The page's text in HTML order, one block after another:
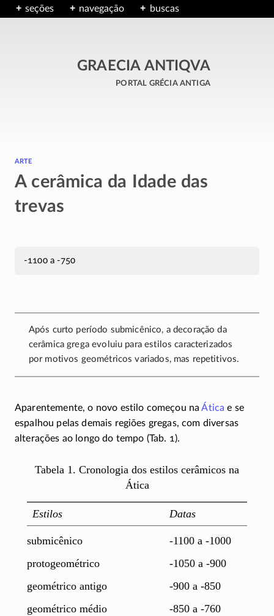
seções navegação buscas
GRAECIA ANTIQVA
portal grécia antiga
arte
A cerâmica da Idade das
trevas
-1100 a -750
Após curto período submicênico, a decoração da
cerâmica grega evoluiu para estilos caracterizados
por motivos geométricos variados, mas repetitivos.
Aparentemente, o novo estilo começou naÁtica e se
espalhou pelas demais regiões gregas, com diversas
alterações ao longo do tempo (Tab. 1).
Tabela 1. Cronologia dos estilos cerâmicos na
Ática
Estilos Datas
submicênico
-1100 a -1000
protogeométrico
-1050 a -900
geométrico antigo
-900 a -850
geométrico médio
-850 a -760